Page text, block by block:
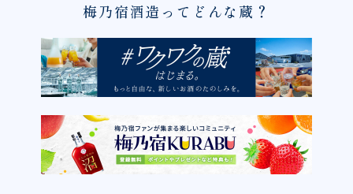
梅乃宿酒造ってどんな蔵？